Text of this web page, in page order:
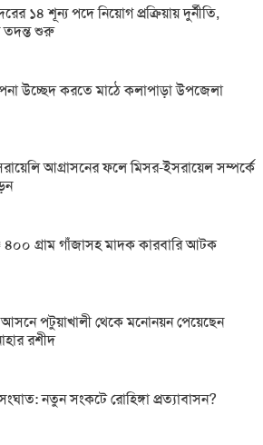
১৪ শূন্য পদে নিয়োগ প্রক্রিয়ায় দুর্নীতি,
তদন্ত শুরু
উচ্ছেদ করতে মাঠে কলাপাড়া উপজেলা
আগ্রাসনের ফলে মিসর-ইসরায়েল সম্পর্কে
৪০০ গ্রাম গাঁজাসহ মাদক কারবারি আটক
পটুয়াখালী থেকে মনোনয়ন পেয়েছেন
রশীদ
নতুন সংকটে রোহিঙ্গা প্রত্যাবাসন?